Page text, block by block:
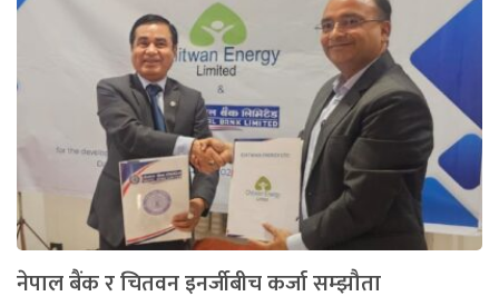
नेपाल बैंक र चितवन इनर्जीबीच कर्जा सम्झौता